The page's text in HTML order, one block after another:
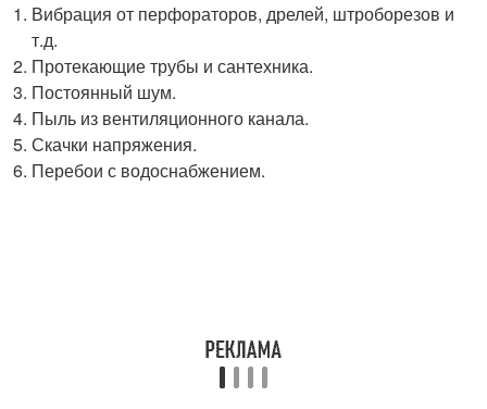
Вибрация от перфораторов, дрелей, штроборезов и
т.д.
Протекающие трубы и сантехника.
Постоянный шум.
Пыль из вентиляционного канала.
Скачки напряжения.
Перебои с водоснабжением.